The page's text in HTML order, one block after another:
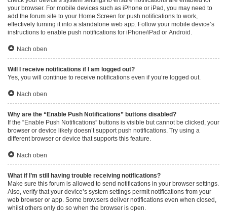
your browser. For mobile devices such as iPhone or iPad, you may need to
add the forum site to your Home Screen for push notifications to work,
effectively turning it into a standalone web app. Follow your mobile device’s
instructions to enable push notifications for iPhone/iPad or Android .
Nach oben
Will I receive notifications if I am logged out?
Yes, you will continue to receive notifications even if you’re logged out.
Nach oben
Why are the “Enable Push Notifications” buttons disabled?
If the “Enable Push Notifications” buttons is visible but cannot be clicked, your
browser or device likely doesn’t support push notifications. Try using a
different browser or device that supports this feature.
Nach oben
What if I’m still having trouble receiving notifications?
Make sure this forum is allowed to send notifications in your browser settings.
Also, verify that your device’s system settings permit notifications from your
web browser or app. Some browsers deliver notifications even when closed,
whilst others only do so when the browser is open.